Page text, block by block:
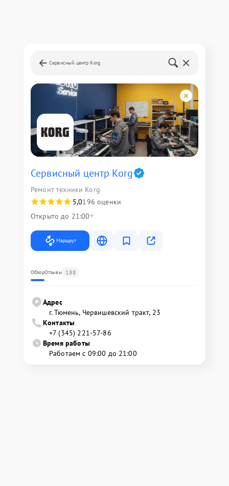
Сервисный центр Korg
Сервисный центр Korg
Ремонт техники Korg
5,0196 оценки
Открыто до 21:00
Маршрут
ОбзорОтзывы 188
Адрес
г. Тюмень, ​Червишевский тракт, 23
Контакты
+7 (345) 221-57-86
Время работы
Работаем с 09:00 до 21:00